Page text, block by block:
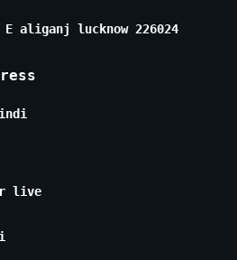
aliganj lucknow 226024
live